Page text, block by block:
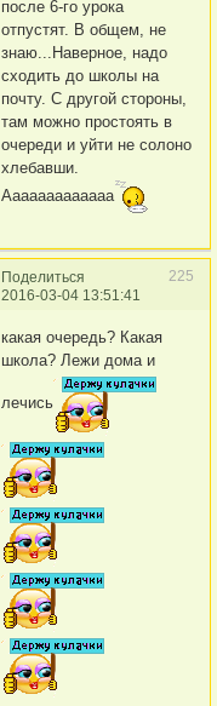
после 6-го урока
отпустят. В общем, не
знаю...Наверное, надо
сходить до школы на
почту. С другой стороны,
там можно простоять в
очереди и уйти не солоно
хлебавши.
Ааааааааааааа
Поделиться
225
2016-03-04 13:51:41
какая очередь? Какая
школа? Лежи дома и
лечись